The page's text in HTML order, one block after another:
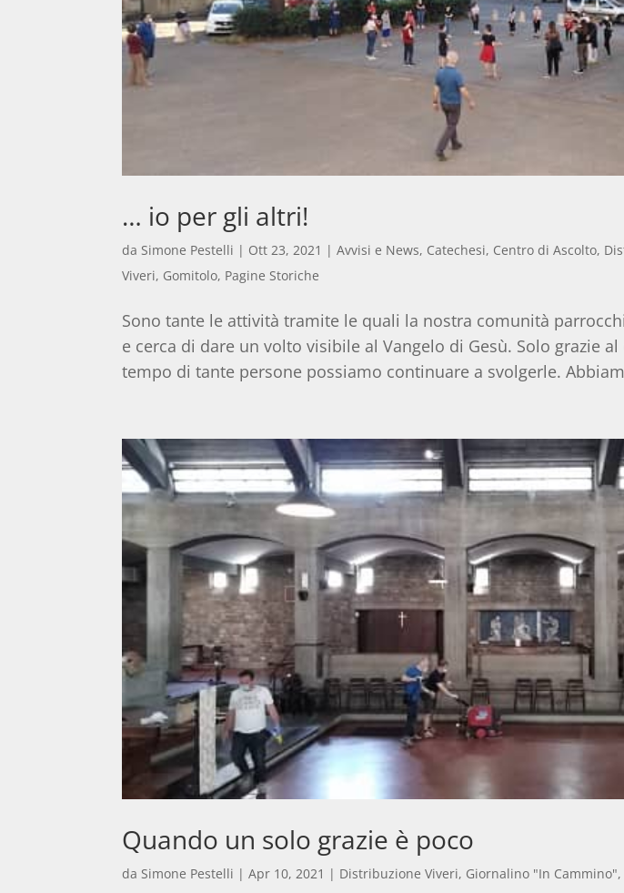
… io per gli altri!
da Simone Pestelli | Ott 23, 2021 |Avvisi e News, Catechesi, Centro di Ascolto,
Viveri, Gomitolo, Pagine Storiche
Sono tante le attività tramite le quali la nostra comunità
e cerca di dare un volto visibile al Vangelo di Gesù. Solo grazie
tempo di tante persone possiamo continuare a svolgerle.
Quando un solo grazie è poco
da Simone Pestelli |Apr 10, 2021 | Distribuzione Viveri, Giornalino "In Cammino",